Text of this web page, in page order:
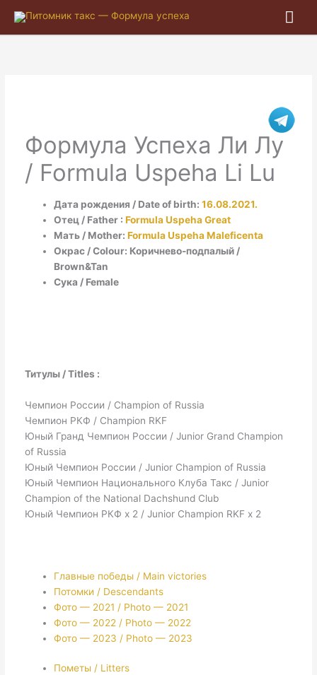
Формула Успеха Ли Лу
/ Formula Uspeha Li Lu
Дата рождения / Date of birth: 16.08.2021.
Отец / Father : Formula Uspeha Great
Мать / Mother: Formula Uspeha Maleficenta
Окрас / Colour: Коричнево-подпалый /
Brown&Tan
Сука / Female
Титулы / Titles :
Чемпион России / Champion of Russia
Чемпион РКФ / Champion RKF
Юный Гранд Чемпион России / Junior Grand Champion
of Russia
Юный Чемпион России / Junior Champion of Russia
Юный Чемпион Национального Клуба Такс / Junior
Champion of the National Dachshund Club
Юный Чемпион РКФ х 2 / Junior Champion RKF х 2
Главные победы / Main victories
Потомки / Descendants
Фото — 2021 / Photo — 2021
Фото — 2022 / Photo — 2022
Фото — 2023 / Photo — 2023
Пометы / Litters